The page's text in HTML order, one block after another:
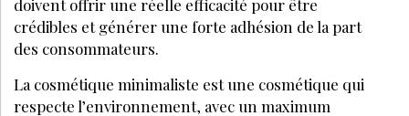
CBD, truffe, bave d'escargot... Que penser
des actifs cosmétiques stars de l'année
2022 ?